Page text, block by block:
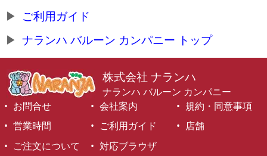
ご利用ガイド
ナランハ バルーン カンパニー トップ
株式会社 ナランハ
ナランハ バルーン カンパニー
お問合せ
会社案内
規約・同意事項
営業時間
ご利用ガイド
店舗
ご注文について
対応ブラウザ